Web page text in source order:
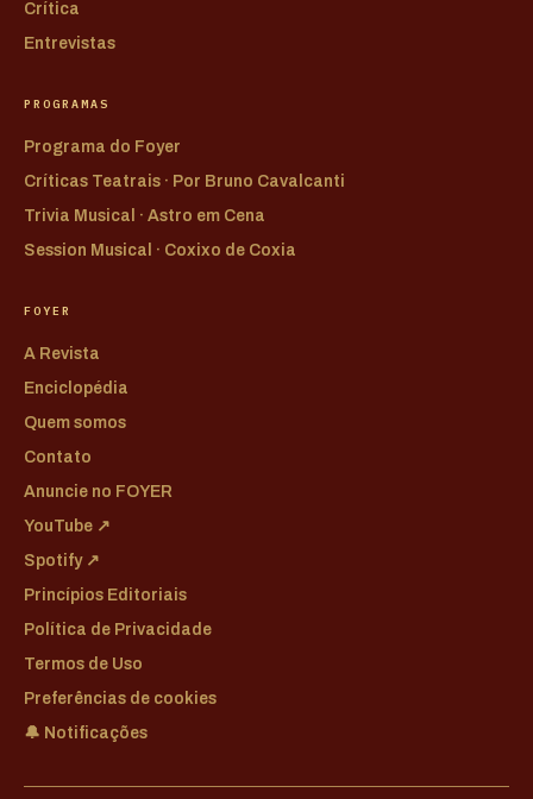
Crítica
Entrevistas
PROGRAMAS
Programa do Foyer
Críticas Teatrais · Por Bruno Cavalcanti
Trivia Musical · Astro em Cena
Session Musical · Coxixo de Coxia
FOYER
A Revista
Enciclopédia
Quem somos
Contato
Anuncie no FOYER
YouTube ↗
Spotify ↗
Princípios Editoriais
Política de Privacidade
Termos de Uso
Preferências de cookies
🔔 Notificações